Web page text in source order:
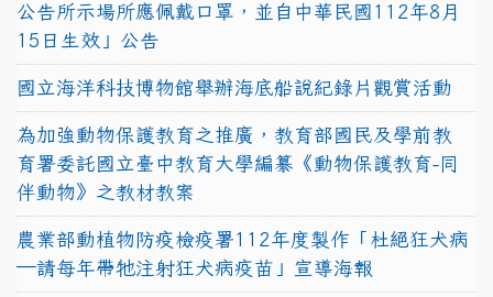
公告所示場所應佩戴口罩，並自中華民國112年8月
15日生效」公告
國立海洋科技博物館舉辦海底船說紀錄片觀賞活動
為加強動物保護教育之推廣，教育部國民及學前教
育署委託國立臺中教育大學編纂《動物保護教育-同
伴動物》之教材教案
農業部動植物防疫檢疫署112年度製作「杜絕狂犬病
—請每年帶牠注射狂犬病疫苗」宣導海報